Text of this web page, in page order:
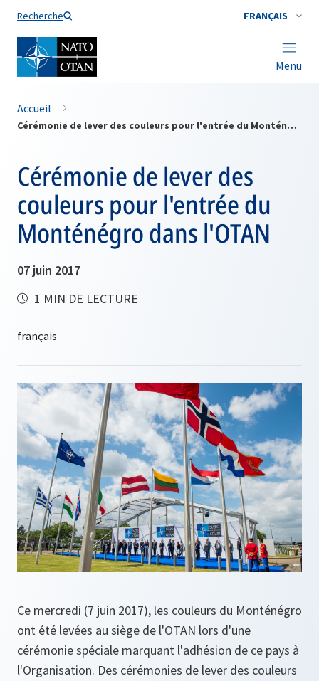
Recherche FRANÇAIS
Menu
Nom de famille*
Accueil
Cérémonie de lever des couleurs pour l'entrée du Monténégro dans l'OTAN
Cérémonie de lever des
couleurs pour l'entrée du
Monténégro dans l'OTAN
07 juin 2017
1 MIN DE LECTURE
Ce mercredi (7 juin 2017), les couleurs du Monténégro
ont été levées au siège de l'OTAN lors d'une
cérémonie spéciale marquant l'adhésion de ce pays à
l'Organisation. Des cérémonies de lever des couleurs